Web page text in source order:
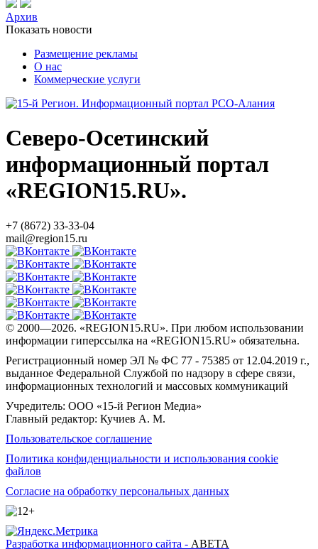
Архив
Показать новости
Размещение рекламы
О нас
Коммерческие услуги
Северо-Осетинский
информационный портал
«REGION15.RU».
+7 (8672) 33-33-04
mail@region15.ru
© 2000—2026. «REGION15.RU». При любом использовании
информации гиперссылка на «REGION15.RU» обязательна.
Регистрационный номер ЭЛ № ФС 77 - 75385 от 12.04.2019 г.,
выданное Федеральной Службой по надзору в сфере связи,
информационных технологий и массовых коммуникаций
Учредитель: ООО «15-й Регион Медиа»
Главный редактор: Кучиев А. М.
Пользовательское соглашение
Политика конфиденциальности и использования cookie
файлов
Согласие на обработку персональных данных
Разработка информационного сайта - ABETA